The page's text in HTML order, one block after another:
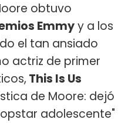
obtuvo
Emmyy a los
el tan ansiado
actriz de primer
This Is Us
de Moore: dejó
adolescente"